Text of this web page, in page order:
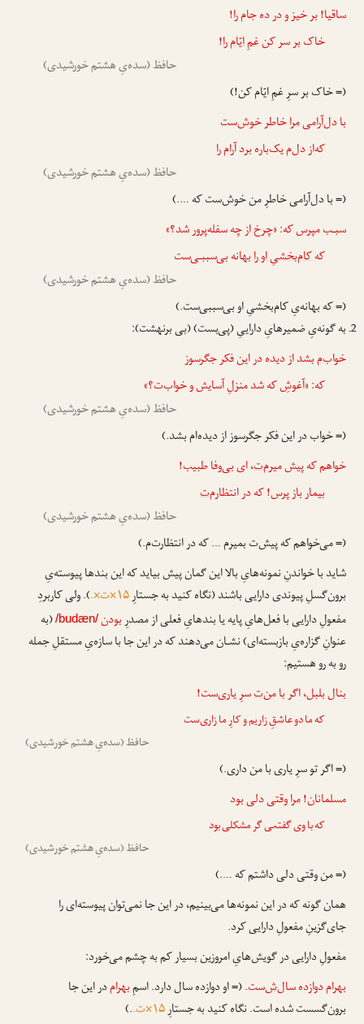
ساقیا! بر خیز و در ده جام را!
خاک بر سر کنغمِ ایّام را!
حافظ (سده‌یِ هشتم خورشیدی)
(= خاک بر سرِ غمِ ایّام کن!)
با دل‌آرامیمراخاطر خوش‌ست
که‌از دل‌م یک‌باره برد آرام را
حافظ (سده‌یِ هشتم خورشیدی)
(= با دل‌آرامی خاطرِ من خوش‌ست که ….)
سبـب مپرس که: «چرخ از چه سفله‌پرور شد؟»
کهکام‌بخشیِ او رابهانه بی‌سببـی‌ست
حافظ (سده‌یِ هشتم خورشیدی)
(= که بهانه‌یِ کام‌بخشیِ او بی‌سببی‌ست.)
به گونه‌یِ ضمیرهایِ داراییِ (پی‌بست) (بی برنهشت):
خواب‌مبشد از دیده در این فکر جگرسوز
که: «آغوشِ که شد منزلِ آسایش و خواب‌ت؟»
حافظ (سده‌یِ هشتم خورشیدی)
(= خواب در این فکر جگرسوز از دیده‌ام بشد.)
خواهم که پیش میرم‌‌ت، ای بی‌وفا طبیب!
بیمار باز پرس! که در انتظارم‌‌ت
حافظ (سده‌یِ هشتم خورشیدی)
(= می‌خواهم که پیش‌ت بمیرم … که در انتظارت‌م.)
شاید با خواندنِ نمونه‌هایِ بالا این گمان پیش بیاید که این بندها پیوسته‌یِ
برون‌گسلِ پیوندی دارایی باشند (نگاه کنید به جستارِ۱۵×ت×.
). ولی کاربردِ
مفعولِ دارایی با فعل‌هایِ پایه یا بندهایِ فعلی از مصدرِبودن/budæn/(به
عنوانِ گزاره‌یِ بازبسته‌ای) نشـان می‌دهند که در این جا با سازه‌یِ مستقلِ جمله
رو به رو هستیم:
بنال بلبل، اگر با من‌تسرِ یاری‌ست!
که ما دو عاشقِ زاریم و کارِ ما زاری‌ست
حافظ (سده‌یِ هشتم خورشیدی)
(= اگر تو سرِ یاری با من داری.)
مسلمانان!مراوقتی دلی بود
که با وی گفتمی گر مشکلی بود
حافظ (سده‌یِ هشتم خورشیدی)
(= من وقتی دلی داشتم که ….)
همان گونه که در این نمونه‌ها می‌بینیم، در این جا نمی‌توان پیوسته‌ای را
جای‌گزینِ مفعولِ دارایی کرد.
مفعولِ دارایی در گویش‌هایِ امروزین بسیار کم به چشم می‌خورد:
بهرام دوازده سال‌ش‌ست.(= او دوازده سال دارد. اسمِبهرامدر این جا
برون‌گسست شده است. نگاه کنید به جستارِ۱۵×ت. .)